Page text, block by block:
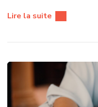
Lire la suite